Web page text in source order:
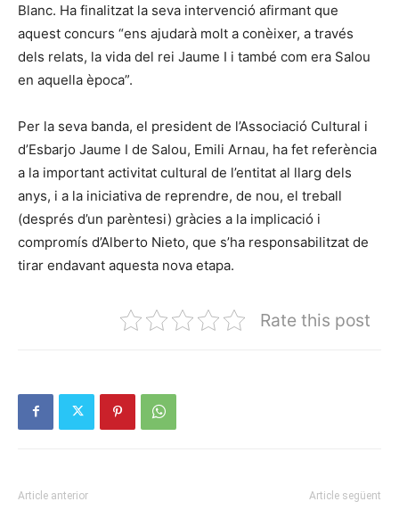
Blanc. Ha finalitzat la seva intervenció afirmant que
aquest concurs “ens ajudarà molt a conèixer, a través
dels relats, la vida del rei Jaume I i també com era Salou
en aquella època”.
Per la seva banda, el president de l’Associació Cultural i
d’Esbarjo Jaume I de Salou, Emili Arnau, ha fet referència
a la important activitat cultural de l’entitat al llarg dels
anys, i a la iniciativa de reprendre, de nou, el treball
(després d’un parèntesi) gràcies a la implicació i
compromís d’Alberto Nieto, que s’ha responsabilitzat de
tirar endavant aquesta nova etapa.
Rate this post
Article anterior Article següent